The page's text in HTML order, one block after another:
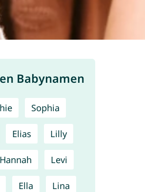
Babynamen
Sophia
Elias Lilly
Hannah Levi
Ella Lina